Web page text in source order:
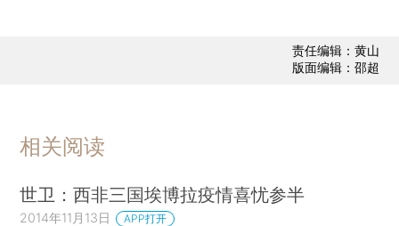
责任编辑：黄山
版面编辑：邵超
相关阅读
世卫：西非三国埃博拉疫情喜忧参半
2014年11月13日 APP打开